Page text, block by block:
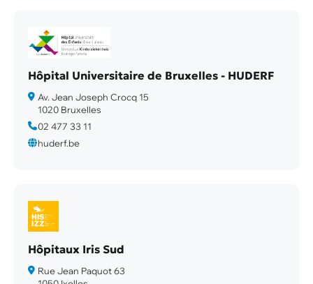
Hôpital Universitaire de Bruxelles - HUDERF
Av. Jean Joseph Crocq 15
1020 Bruxelles
02 477 33 11
huderf.be
Hôpitaux Iris Sud
Rue Jean Paquot 63